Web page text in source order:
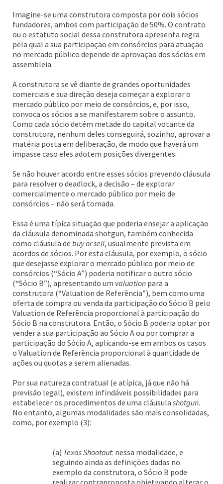
Imagine-se uma construtora composta por dois sócios
fundadores, ambos com participação de 50%. O contrato
ou o estatuto social dessa construtora apresenta regra
pela qual a sua participação em consórcios para atuação
no mercado público depende de aprovação dos sócios em
assembleia.
A construtora se vê diante de grandes oportunidades
comerciais e sua direção deseja começar a explorar o
mercado público por meio de consórcios, e, por isso,
convoca os sócios a se manifestarem sobre o assunto.
Como cada sócio detém metade do capital votante da
construtora, nenhum deles conseguirá, sozinho, aprovar a
matéria posta em deliberação, de modo que haverá um
impasse caso eles adotem posições divergentes.
Se não houver acordo entre esses sócios prevendo cláusula
para resolver o deadlock, a decisão – de explorar
comercialmente o mercado público por meio de
consórcios – não será tomada.
Essa é uma típica situação que poderia ensejar a aplicação
da cláusula denominada shotgun, também conhecida
como cláusula de buy or sell, usualmente prevista em
acordos de sócios. Por esta cláusula, por exemplo, o sócio
que desejasse explorar o mercado público por meio de
consórcios (“Sócio A”) poderia notificar o outro sócio
(“Sócio B”), apresentando um valuation para a
construtora (“Valuation de Referência”), bem como uma
oferta de compra ou venda da participação do Sócio B pelo
Valuation de Referência proporcional à participação do
Sócio B na construtora. Então, o Sócio B poderia optar por
vender a sua participação ao Sócio A ou por comprar a
participação do Sócio A, aplicando-se em ambos os casos
o Valuation de Referência proporcional à quantidade de
ações ou quotas a serem alienadas.
Por sua natureza contratual (e atípica, já que não há
previsão legal), existem infindáveis possibilidades para
estabelecer os procedimentos de uma cláusula shotgun.
No entanto, algumas modalidades são mais consolidadas,
como, por exemplo (3):
(a) Texas Shootout: nessa modalidade, e
seguindo ainda as definições dadas no
exemplo da construtora, o Sócio B pode
realizar contraproposta objetivando alterar o